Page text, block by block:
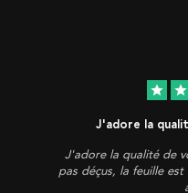
star star
J'adore la
J'adore la qualité de
pas déçus, la feuille